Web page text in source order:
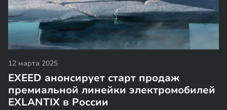
12 марта 2025
EXEED анонсирует старт продаж
премиальной линейки электромобилей
EXLANTIX в России